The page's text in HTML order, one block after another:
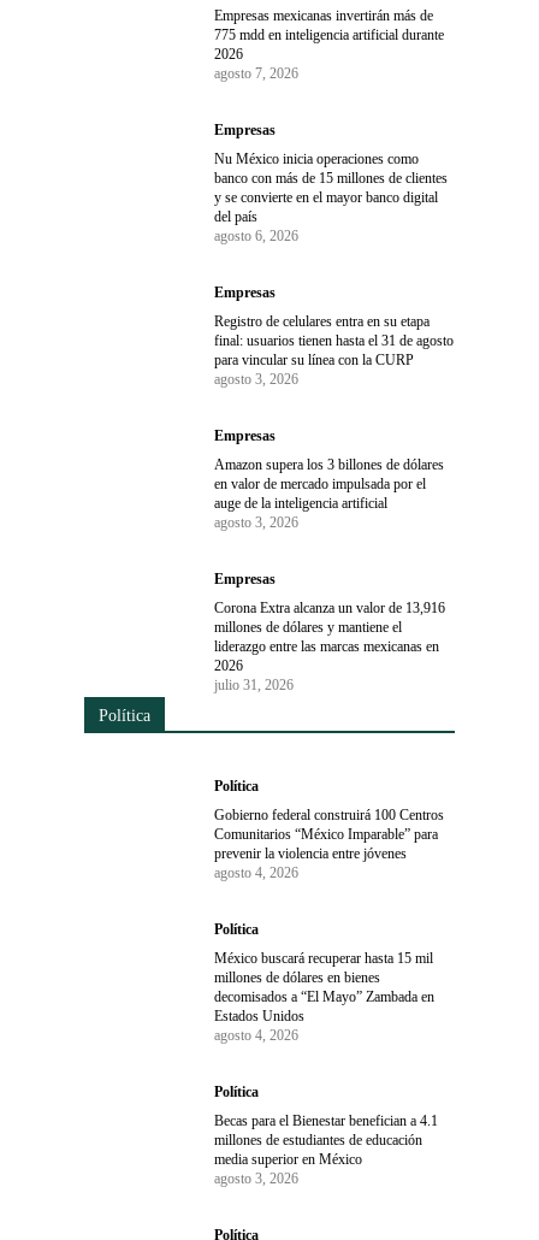
Empresas mexicanas invertirán más de
775 mdd en inteligencia artificial durante
2026
agosto 7, 2026
Empresas
Nu México inicia operaciones como
banco con más de 15 millones de clientes
y se convierte en el mayor banco digital
del país
agosto 6, 2026
Empresas
Registro de celulares entra en su etapa
final: usuarios tienen hasta el 31 de agosto
para vincular su línea con la CURP
agosto 3, 2026
Empresas
Amazon supera los 3 billones de dólares
en valor de mercado impulsada por el
auge de la inteligencia artificial
agosto 3, 2026
Empresas
Corona Extra alcanza un valor de 13,916
millones de dólares y mantiene el
liderazgo entre las marcas mexicanas en
2026
julio 31, 2026
Política
Política
Gobierno federal construirá 100 Centros
Comunitarios “México Imparable” para
prevenir la violencia entre jóvenes
agosto 4, 2026
Política
México buscará recuperar hasta 15 mil
millones de dólares en bienes
decomisados a “El Mayo” Zambada en
Estados Unidos
agosto 4, 2026
Política
Becas para el Bienestar benefician a 4.1
millones de estudiantes de educación
media superior en México
agosto 3, 2026
Política